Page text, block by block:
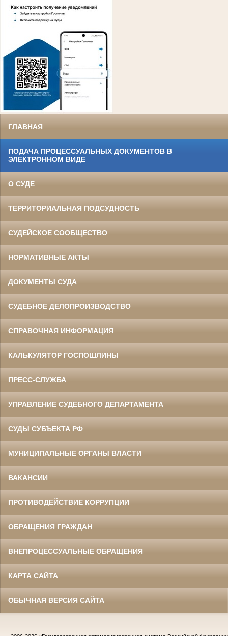
ГЛАВНАЯ
ПОДАЧА ПРОЦЕССУАЛЬНЫХ ДОКУМЕНТОВ В
ЭЛЕКТРОННОМ ВИДЕ
О СУДЕ
ТЕРРИТОРИАЛЬНАЯ ПОДСУДНОСТЬ
СУДЕЙСКОЕ СООБЩЕСТВО
НОРМАТИВНЫЕ АКТЫ
ДОКУМЕНТЫ СУДА
СУДЕБНОЕ ДЕЛОПРОИЗВОДСТВО
СПРАВОЧНАЯ ИНФОРМАЦИЯ
КАЛЬКУЛЯТОР ГОСПОШЛИНЫ
ПРЕСС-СЛУЖБА
УПРАВЛЕНИЕ СУДЕБНОГО ДЕПАРТАМЕНТА
СУДЫ СУБЪЕКТА РФ
МУНИЦИПАЛЬНЫЕ ОРГАНЫ ВЛАСТИ
ВАКАНСИИ
ПРОТИВОДЕЙСТВИЕ КОРРУПЦИИ
ОБРАЩЕНИЯ ГРАЖДАН
ВНЕПРОЦЕССУАЛЬНЫЕ ОБРАЩЕНИЯ
КАРТА САЙТА
ОБЫЧНАЯ ВЕРСИЯ САЙТА